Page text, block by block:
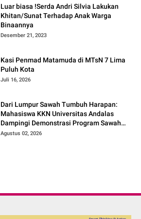
Luar biasa !Serda Andri Silvia Lakukan
Khitan/Sunat Terhadap Anak Warga
Binaannya
Desember 21, 2023
Kasi Penmad Matamuda di MTsN 7 Lima
Puluh Kota
Juli 16, 2026
Dari Lumpur Sawah Tumbuh Harapan:
Mahasiswa KKN Universitas Andalas
Dampingi Demonstrasi Program Sawah
Pokok Murah di Jorong Bayua
Agustus 02, 2026